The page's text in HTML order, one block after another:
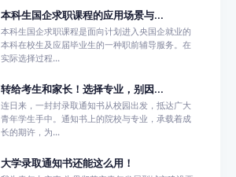
本科生国企求职课程的应用场景与...
本科生国企求职课程是面向计划进入央国企就业的
本科在校生及应届毕业生的一种职前辅导服务。在
实际选择过程...
转给考生和家长！选择专业，别因...
连日来，一封封录取通知书从校园出发，抵达广大
青年学生手中。通知书上的院校与专业，承载着成
长的期许，为...
大学录取通知书还能这么用！